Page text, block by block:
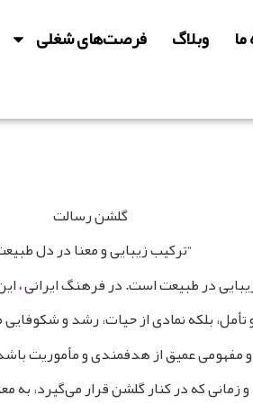
وبلاگ
فرصت‌های شغلی
گلشن رسالت
“ترکیب زیبایی و معنا در دل
در طبیعت است. در فرهنگ ایرانی،
تأمل، بلکه نمادی از حیات، رشد و
و مفهومی عمیق از هدفمندی و
زمانی که در کنار گلشن قرار می‌گیرد،